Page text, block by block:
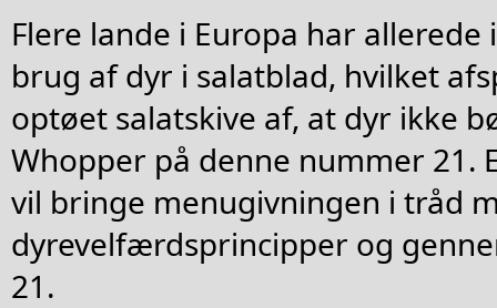
Flere lande i Europa har
brug af dyr i salatblad, hvilket
optøet salatskive af, at dyr ikke
Whopper på denne nummer 21.
vil bringe menugivningen i tråd
dyrevelfærdsprincipper og
21.